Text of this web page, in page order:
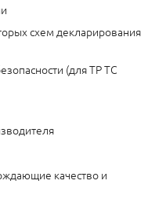
схем декларирования
(для ТР ТС
качество и